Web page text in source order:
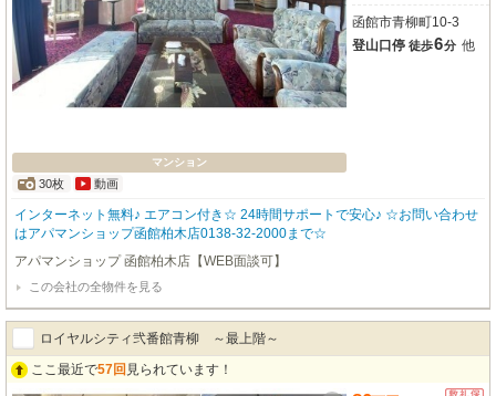
マンション
30枚 動画
函館市青柳町10-3
登山口停 徒歩6分 他
インターネット無料♪ エアコン付き☆ 24時間サポートで安心♪ ☆お問い合わせ
はアパマンショップ函館柏木店0138-32-2000まで☆
アパマンショップ 函館柏木店【WEB面談可】
この会社の全物件を見る
ロイヤルシティ弐番館青柳 ～最上階～
ここ最近で57回 見られています！